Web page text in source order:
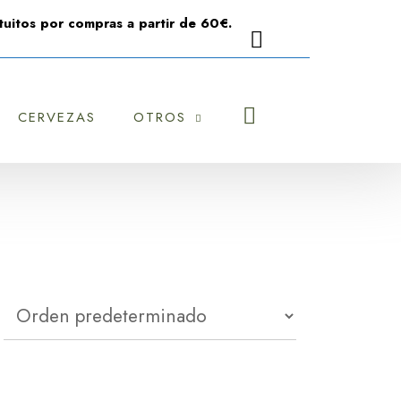
por compras a partir de 60€.
CERVEZAS OTROS